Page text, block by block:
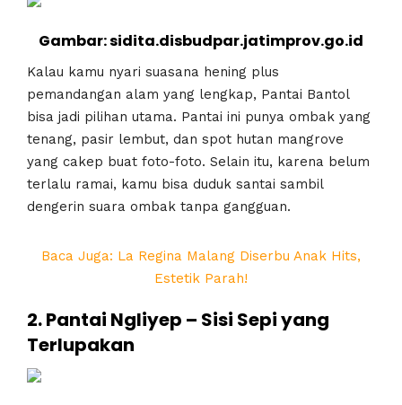
Gambar: sidita.disbudpar.jatimprov.go.id
Kalau kamu nyari suasana hening plus
pemandangan alam yang lengkap, Pantai Bantol
bisa jadi pilihan utama. Pantai ini punya ombak yang
tenang, pasir lembut, dan spot hutan mangrove
yang cakep buat foto-foto. Selain itu, karena belum
terlalu ramai, kamu bisa duduk santai sambil
dengerin suara ombak tanpa gangguan.
Baca Juga: La Regina Malang Diserbu Anak Hits,
Estetik Parah!
2. Pantai Ngliyep – Sisi Sepi yang
Terlupakan